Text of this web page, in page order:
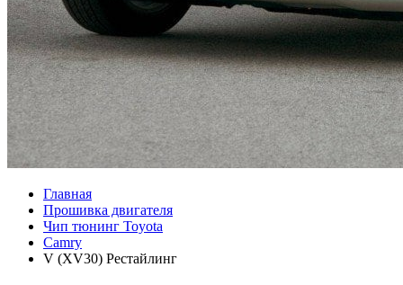
Главная
Прошивка двигателя
Чип тюнинг Toyota
Camry
V (XV30) Рестайлинг